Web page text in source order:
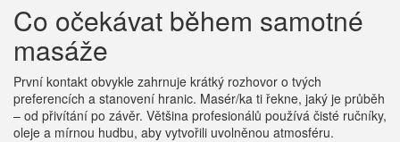
Co očekávat během samotné
masáže
První kontakt obvykle zahrnuje krátký rozhovor o tvých
preferencích a stanovení hranic. Masér/ka ti řekne, jaký je průběh
– od přivítání po závěr. Většina profesionálů používá čisté ručníky,
oleje a mírnou hudbu, aby vytvořili uvolněnou atmosféru.